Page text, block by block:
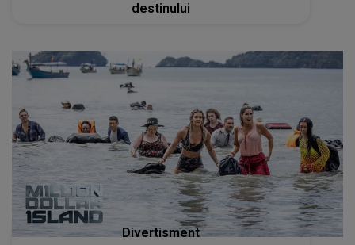
destinului
Divertisment